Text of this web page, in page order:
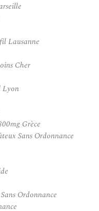
Lausanne
Cher
Lyon
Grèce
Sans Ordonnance
Ordonnance